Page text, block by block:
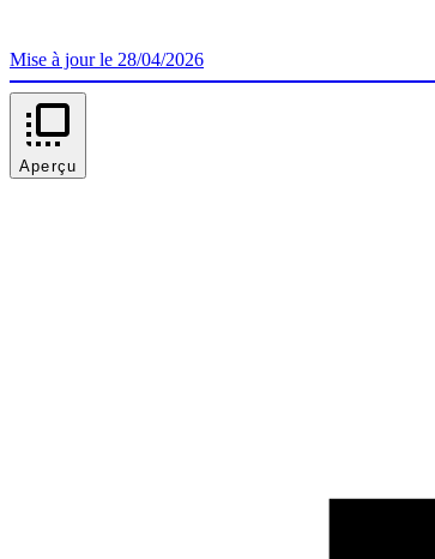
Mise à jour le 28/04/2026
Aperçu